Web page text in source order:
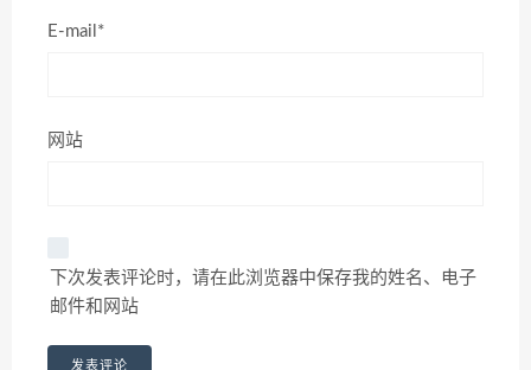
E-mail*
网站
下次发表评论时，请在此浏览器中保存我的姓名、电子
邮件和网站